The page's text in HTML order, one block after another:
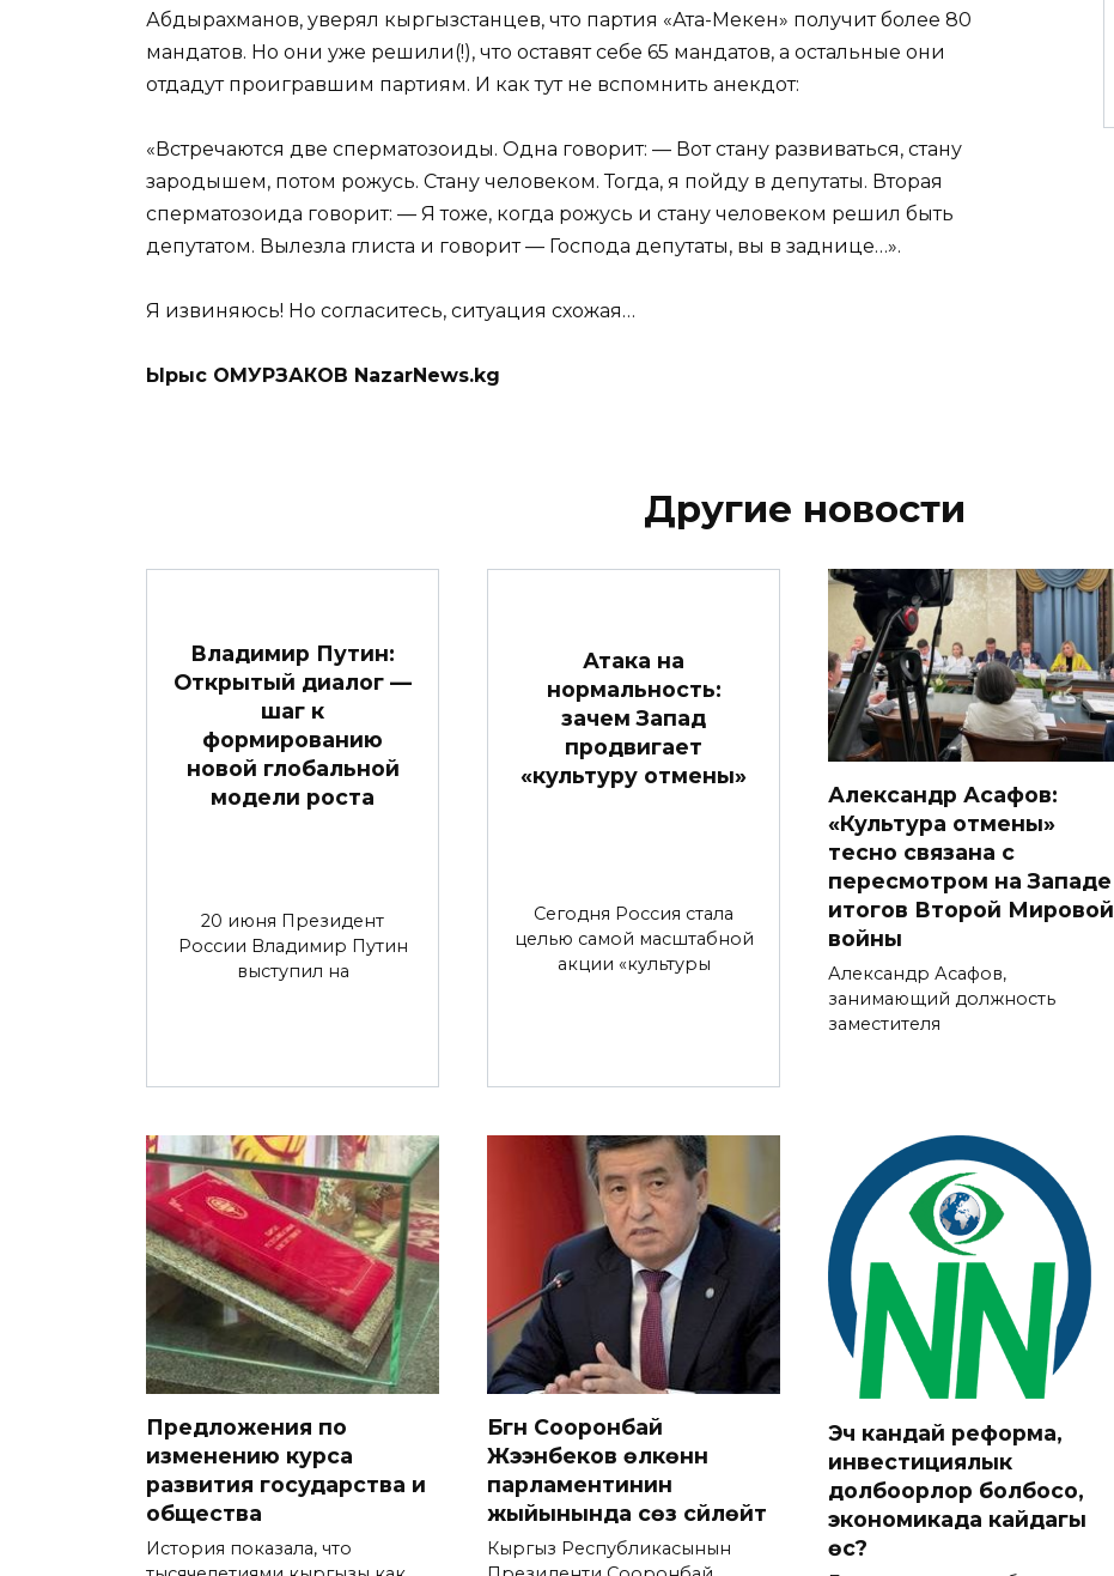
Абдырахманов, уверял кыргызстанцев, что партия «Ата-Мекен» получит более 80
мандатов. Но они уже решили(!), что оставят себе 65 мандатов, а остальные они
отдадут проигравшим партиям. И как тут не вспомнить анекдот:
«Встречаются две сперматозоиды. Одна говорит: — Вот стану развиваться, стану
зародышем, потом рожусь. Стану человеком. Тогда, я пойду в депутаты. Вторая
сперматозоида говорит: — Я тоже, когда рожусь и стану человеком решил быть
депутатом. Вылезла глиста и говорит — Господа депутаты, вы в заднице…».
Я извиняюсь! Но согласитесь, ситуация схожая…
Ырыс ОМУРЗАКОВ NazarNews.kg
Другие новости
Владимир Путин:
Открытый диалог —
шаг к
формированию
новой глобальной
модели роста
20 июня Президент
России Владимир Путин
выступил на
Атака на
нормальность:
зачем Запад
продвигает
«культуру отмены»
Сегодня Россия стала
целью самой масштабной
акции «культуры
Александр Асафов:
«Культура отмены»
тесно связана с
пересмотром на Западе
итогов Второй Мировой
войны
Александр Асафов,
занимающий должность
заместителя
Предложения по
изменению курса
развития государства и
общества
История показала, что
Бүгүн Сооронбай
Жээнбеков өлкөнүн
парламентинин
жыйынында сөз сүйлөйт
Кыргыз Республикасынын
Эч кандай реформа,
инвестициялык
долбоорлор болбосо,
экономикада кайдагы
өсүү?